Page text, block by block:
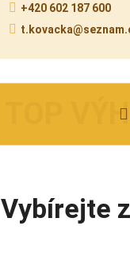
+420 602 187 600
Vybírejte